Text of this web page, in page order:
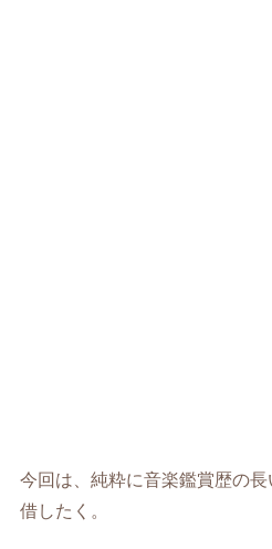
今回は、純粋に音楽鑑賞歴の
借したく。